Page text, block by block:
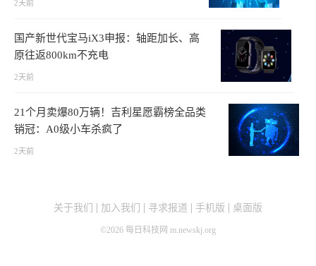
2天前
国产新世代宝马iX3申报：轴距加长、高
原往返800km不充电
2天前
21个月卖爆80万辆！吉利星愿霸榜全品类
销冠：A0级小车杀疯了
2天前
关于我们 加入我们 寻求报道 手机版 桌面版
©2026 每日科技网 m.newskj.org